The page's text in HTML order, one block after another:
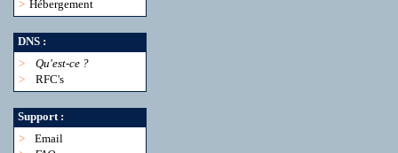
> Hébergement
DNS :
>
Qu'est-ce ?
>
RFC's
Support :
>
Email